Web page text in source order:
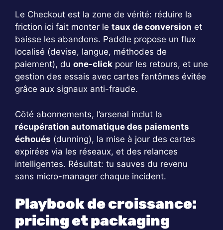
Le Checkout est la zone de vérité: réduire la
friction ici fait monter le taux de conversion et
baisse les abandons. Paddle propose un flux
localisé (devise, langue, méthodes de
paiement), du one-click pour les retours, et une
gestion des essais avec cartes fantômes évitée
grâce aux signaux anti-fraude.
Côté abonnements, l’arsenal inclut la
récupération automatique des paiements
échoués (dunning), la mise à jour des cartes
expirées via les réseaux, et des relances
intelligentes. Résultat: tu sauves du revenu
sans micro-manager chaque incident.
Playbook de croissance:
pricing et packaging